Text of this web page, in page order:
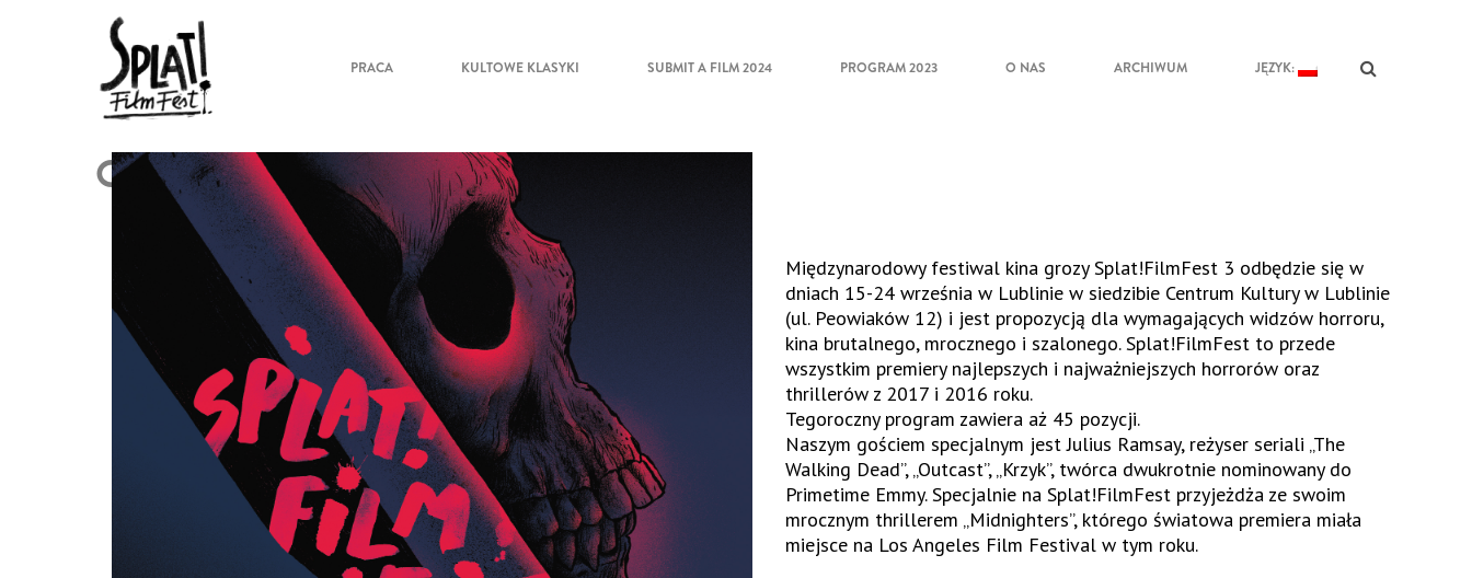
PRACA KULTOWE KLASYKI SUBMIT A FILM 2024 PROGRAM 2023 O NAS ARCHIWUM JĘZYK:
O PROGRAMIE 2017
Międzynarodowy festiwal kina grozy Splat!FilmFest 3 odbędzie się w
dniach 15-24 września w Lublinie w siedzibie Centrum Kultury w Lublinie
(ul. Peowiaków 12) i jest propozycją dla wymagających widzów horroru,
kina brutalnego, mrocznego i szalonego. Splat!FilmFest to przede
wszystkim premiery najlepszych i najważniejszych horrorów oraz
thrillerów z 2017 i 2016 roku.
Tegoroczny program zawiera aż 45 pozycji.
Naszym gościem specjalnym jestJulius Ramsay, reżyser seriali „The
Walking Dead”, „Outcast”, „Krzyk”, twórca dwukrotnie nominowany do
Primetime Emmy. Specjalnie na Splat!FilmFest przyjeżdża ze swoim
mrocznym thrillerem „Midnighters”, którego światowa premiera miała
miejsce na Los Angeles Film Festival w tym roku.